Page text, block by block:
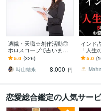
適職・天職☆創作活動◎
ホロスコープで占います
出生チャートでひもと
く、あなたの「才能」
「財産」
5.0 (326)
時山結糸
8,000 円
インド
「人生
す 「勝
めの戦
5.0
恋愛総合鑑定の人気サー